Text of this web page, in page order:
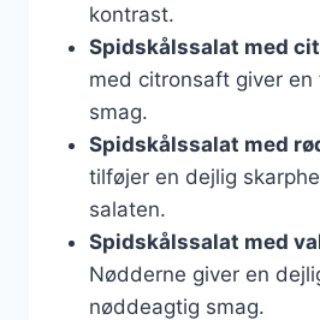
kontrast.
Spidskålssalat med
med citronsaft giver en
smag.
Spidskålssalat med
tilføjer en dejlig
salaten.
Spidskålssalat med
Nødderne giver en
nøddeagtig smag.